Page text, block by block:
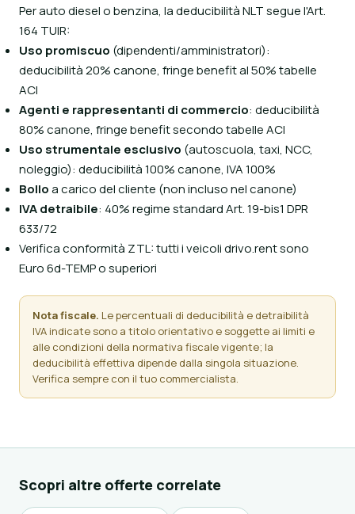
Per auto diesel o benzina, la deducibilità NLT segue l'Art.
164 TUIR:
Uso promiscuo (dipendenti/amministratori):
deducibilità 20% canone, fringe benefit al 50% tabelle
ACI
Agenti e rappresentanti di commercio: deducibilità
80% canone, fringe benefit secondo tabelle ACI
Uso strumentale esclusivo (autoscuola, taxi, NCC,
noleggio): deducibilità 100% canone, IVA 100%
Bolloa carico del cliente (non incluso nel canone)
IVA detraibile: 40% regime standard Art. 19-bis1 DPR
633/72
Verifica conformità ZTL: tutti i veicoli drivo.rent sono
Euro 6d-TEMP o superiori
Nota fiscale. Le percentuali di deducibilità e detraibilità
IVA indicate sono a titolo orientativo e soggette ai limiti e
alle condizioni della normativa fiscale vigente; la
deducibilità effettiva dipende dalla singola situazione.
Verifica sempre con il tuo commercialista.
Scopri altre offerte correlate